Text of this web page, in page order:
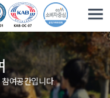
여공간입니다.